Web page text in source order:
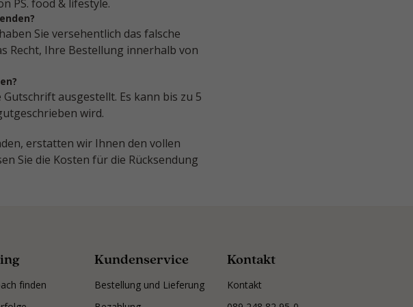
PS. food & lifestyle.
Sie versehentlich das falsche
Recht, Ihre Bestellung innerhalb von
ausgestellt. Es kann bis zu 5
wird.
erstatten wir Ihnen den vollen
Sie die Kosten für die Rücksendung
finden
Kundenservice
Bestellung und Lieferung
Kontakt
Kontakt